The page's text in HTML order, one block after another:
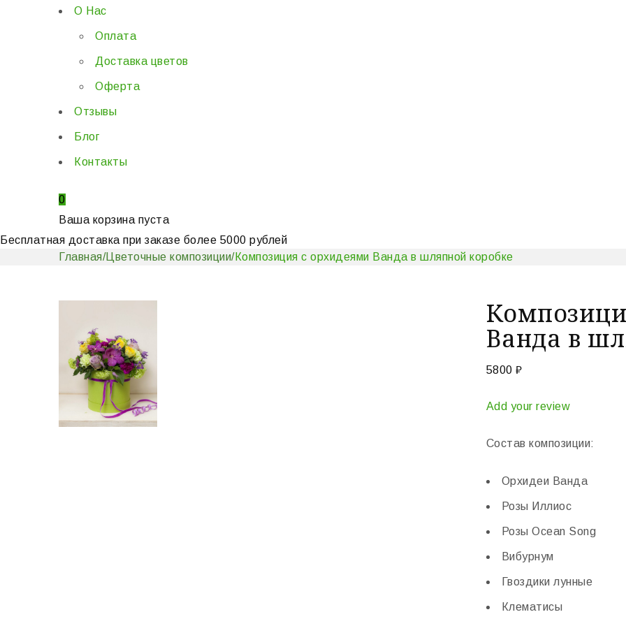
О Нас
Оплата
Доставка цветов
Оферта
Отзывы
Блог
Контакты
0
Ваша корзина пуста
Бесплатная доставка при заказе более 5000 рублей
Главная/Цветочные композиции/Композиция с орхидеями Ванда в шляпной коробке
Ванда в
5800₽
Add your review
Состав композиции:
Орхидеи Ванда
Розы Иллиос
Розы Оcean Song
Вибурнум
Гвоздики лунные
Клематисы